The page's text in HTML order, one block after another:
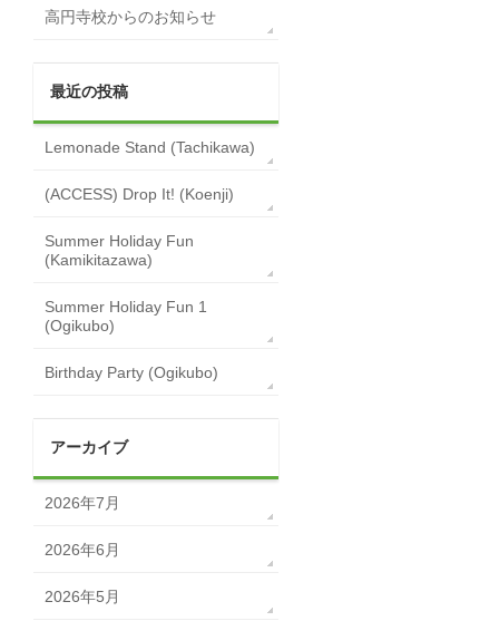
高円寺校からのお知らせ
最近の投稿
Lemonade Stand (Tachikawa)
(ACCESS) Drop It! (Koenji)
Summer Holiday Fun
(Kamikitazawa)
Summer Holiday Fun 1
(Ogikubo)
Birthday Party (Ogikubo)
アーカイブ
2026年7月
2026年6月
2026年5月